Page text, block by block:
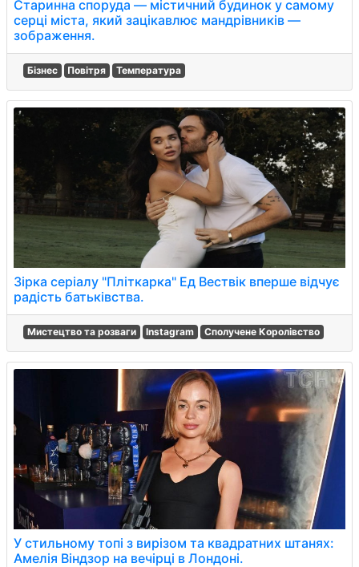
Старинна споруда — містичний будинок у самому
серці міста, який зацікавлює мандрівників —
зображення.
Бізнес Повітря Температура
Зірка серіалу "Пліткарка" Ед Вествік вперше відчує
радість батьківства.
Мистецтво та розваги Instagram Сполучене Королівство
У стильному топі з вирізом та квадратних штанях:
Амелія Віндзор на вечірці в Лондоні.